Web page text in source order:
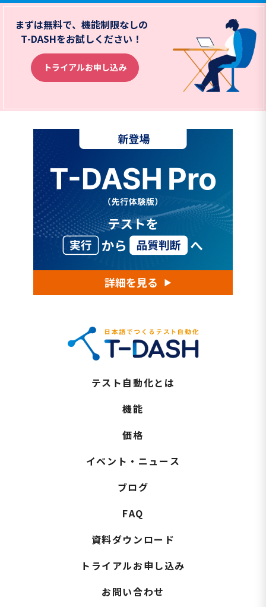
まずは無料で、機能制限なしの
T-DASHをお試しください！
トライアルお申し込み
テスト自動化とは
機能
価格
イベント・ニュース
ブログ
FAQ
資料ダウンロード
トライアルお申し込み
お問い合わせ